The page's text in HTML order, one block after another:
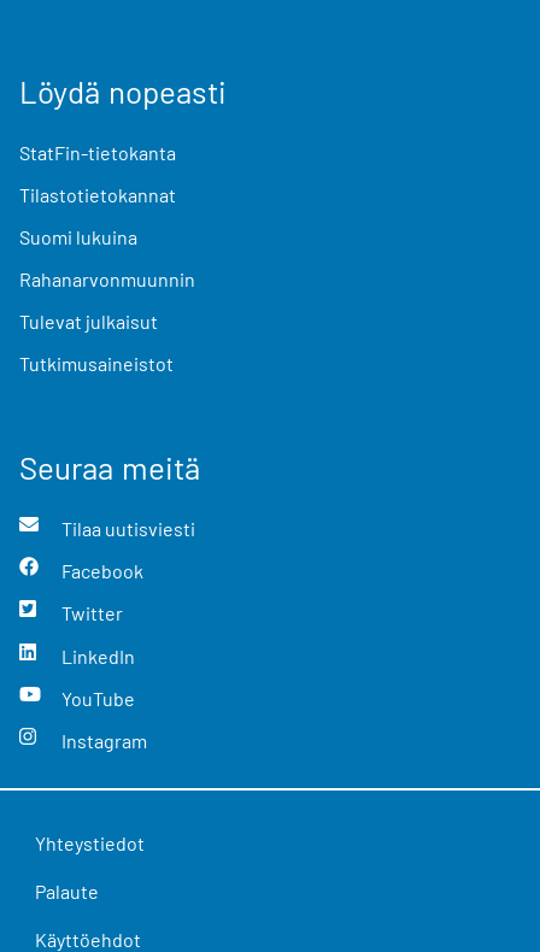
Löydä nopeasti
StatFin-tietokanta
Tilastotietokannat
Suomi lukuina
Rahanarvonmuunnin
Tulevat julkaisut
Tutkimusaineistot
Seuraa meitä
Tilaa uutisviesti
Facebook
Twitter
LinkedIn
YouTube
Instagram
Yhteystiedot
Palaute
Käyttöehdot